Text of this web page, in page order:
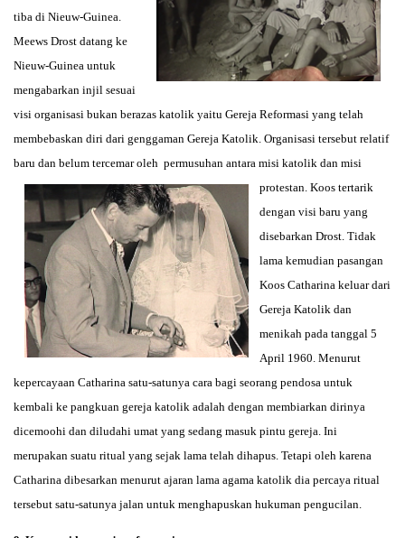
tiba di Nieuw-Guinea.
Meews Drost datang ke
Nieuw-Guinea untuk
mengabarkan injil sesuai
visi organisasi bukan berazas katolik yaitu Gereja Reformasi yang telah
membebaskan diri dari genggaman Gereja Katolik. Organisasi tersebut relatif
baru dan belum tercemar oleh permusuhan antara misi katolik dan misi
protestan. Koos tertarik
dengan visi baru yang
disebarkan Drost. Tidak
lama kemudian pasangan
Koos Catharina keluar dari
Gereja Katolik dan
menikah pada tanggal 5
April 1960. Menurut
kepercayaan Catharina satu-satunya cara bagi seorang pendosa untuk
kembali ke pangkuan gereja katolik adalah dengan membiarkan dirinya
dicemoohi dan diludahi umat yang sedang masuk pintu gereja. Ini
merupakan suatu ritual yang sejak lama telah dihapus. Tetapi oleh karena
Catharina dibesarkan menurut ajaran lama agama katolik dia percaya ritual
tersebut satu-satunya jalan untuk menghapuskan hukuman pengucilan.